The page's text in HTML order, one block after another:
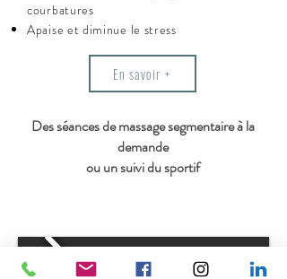
courbatures
Apaise et diminue le stress
En savoir +
Des séances de massage segmentaire à la
demande
ou un suivi du sportif